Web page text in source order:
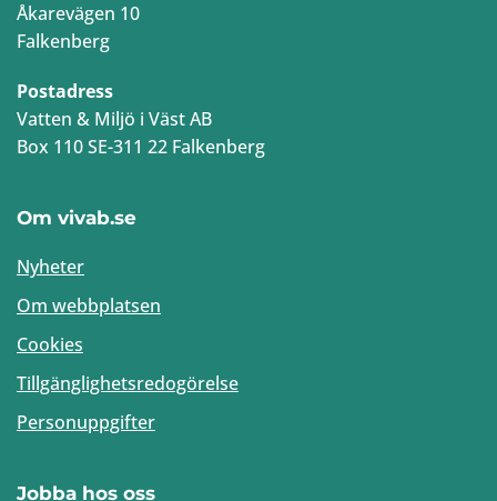
Åkarevägen 10
Falkenberg
Postadress
Vatten & Miljö i Väst AB
Box 110 SE-311 22 Falkenberg
Om vivab.se
Nyheter
Om webbplatsen
Cookies
Tillgänglighetsredogörelse
Personuppgifter
Jobba hos oss